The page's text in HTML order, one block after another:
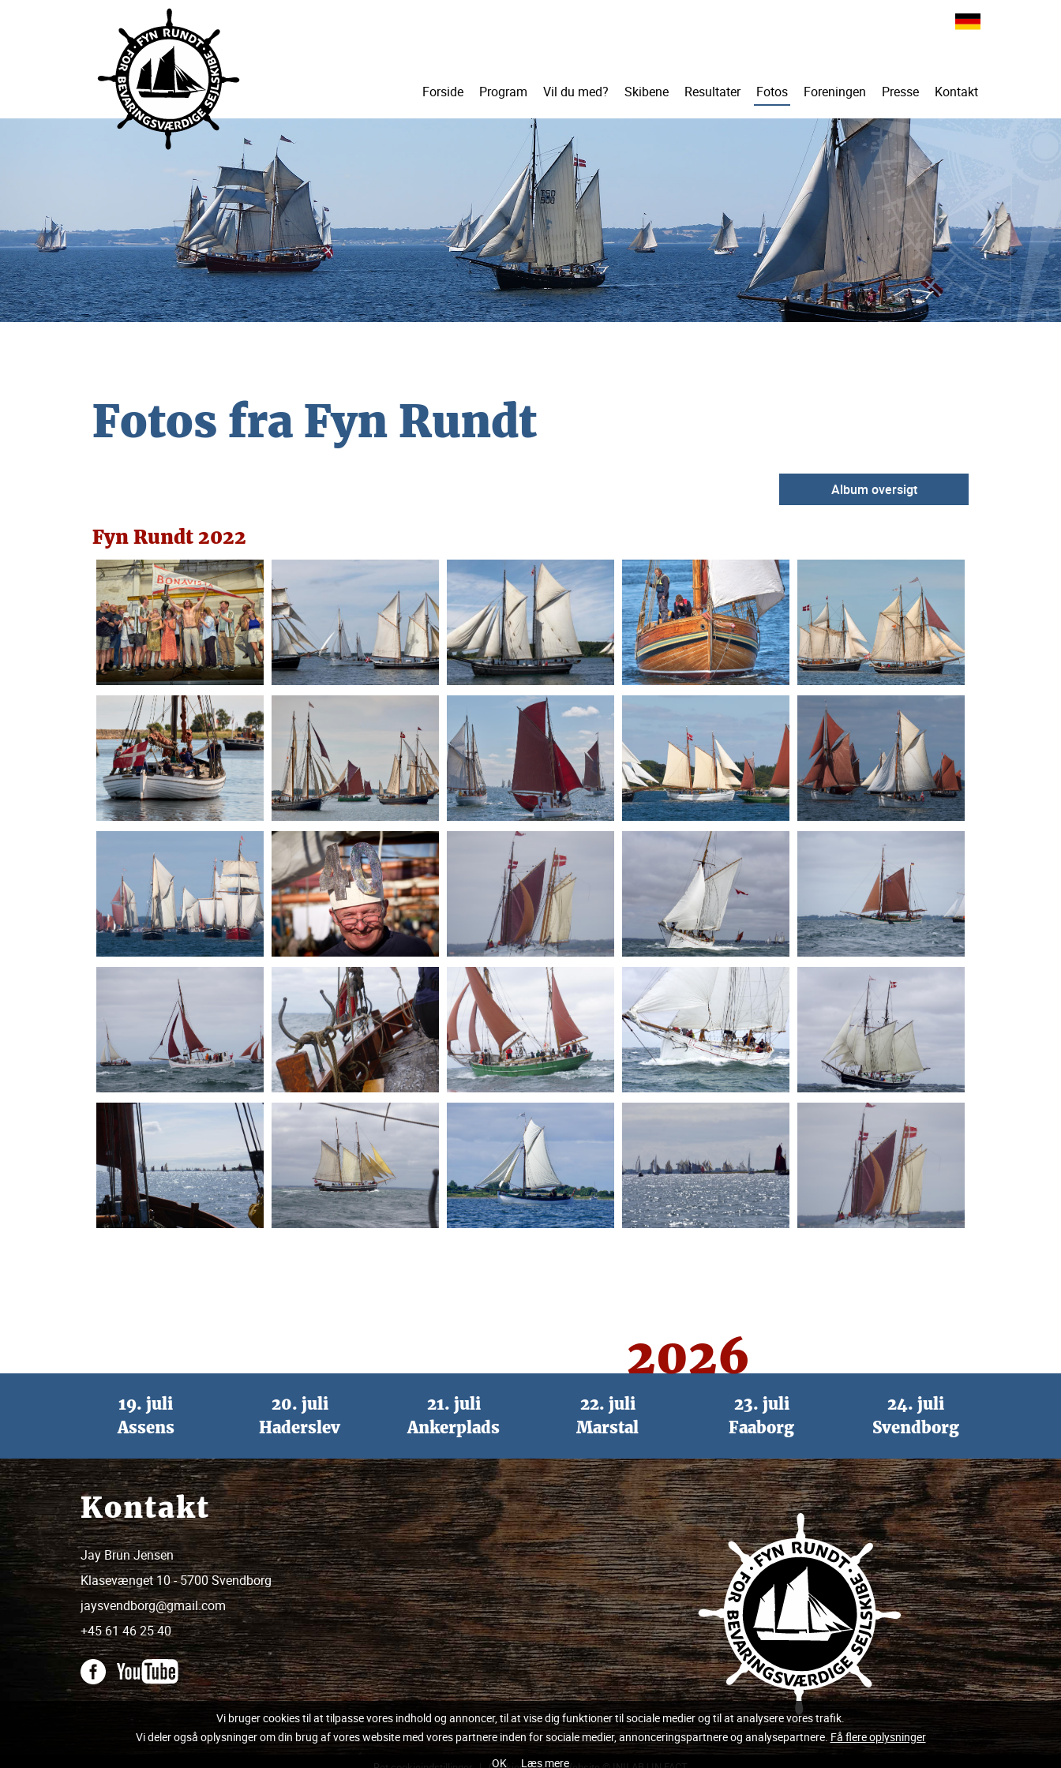
Forside Program Vil du med? Skibene Resultater Fotos Foreningen Presse Kontakt
Fotos fra Fyn Rundt
Fyn Rundt 2022
2026
19. juli
Assens
20. juli
Haderslev
21. juli
Ankerplads
22. juli
Marstal
23. juli
Faaborg
24. juli
Svendborg
Kontakt
Jay Brun Jensen
Klasevænget 10 - 5700 Svendborg
jaysvendborg@gmail.com
+45 61 46 25 40
Vi bruger cookies til at tilpasse vores indhold og annoncer, til at vise dig funktioner til sociale medier og til at analysere vores trafik.
Vi deler også oplysninger om din brug af vores website med vores partnere inden for sociale medier, annonceringspartnere og analysepartnere. Få flere oplysninger
OK
Læs mere